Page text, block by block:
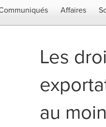
Affaires
Les
au